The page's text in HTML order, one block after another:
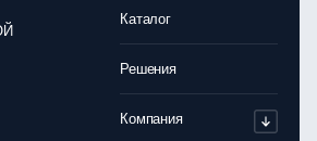
Каталог
Решения
Компания